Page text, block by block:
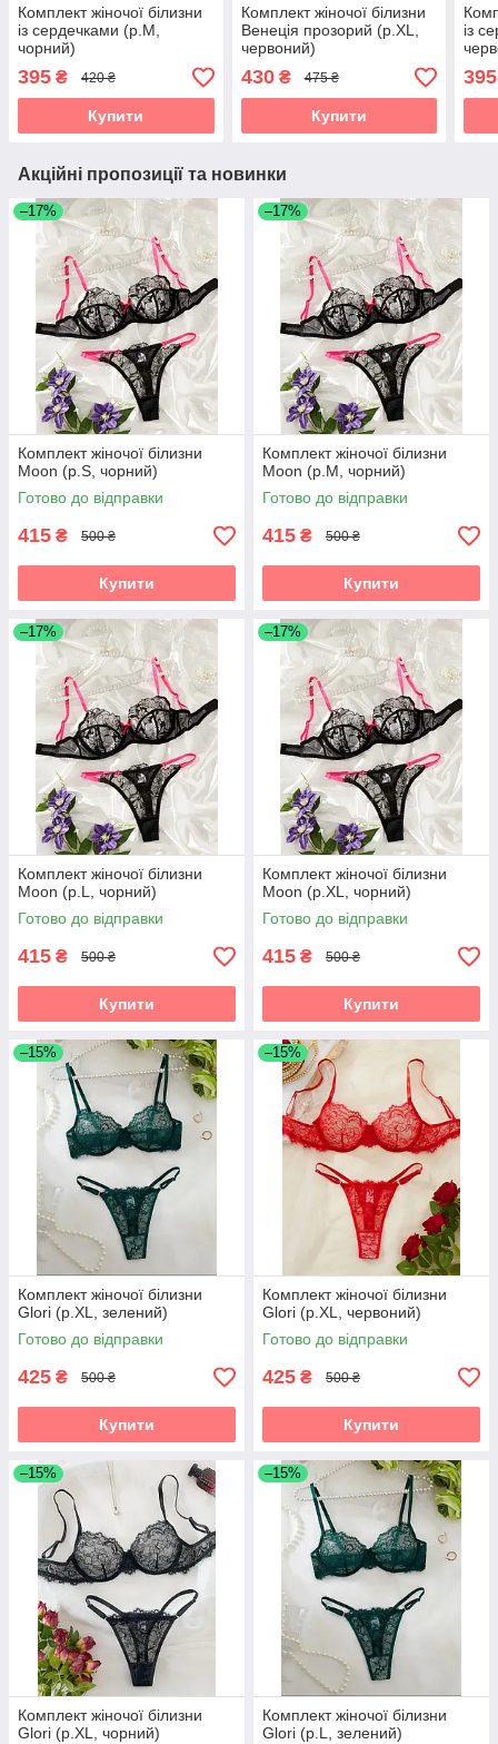
Комплект жіночої білизни
із сердечками (р.М,
чорний)
395 ₴ 420 ₴
Купити
Комплект жіночої білизни
Венеція прозорий (р.XL,
червоний)
430₴ 475 ₴
Купити
із
395
Акційні пропозиції та новинки
–17%
Комплект жіночої білизни
Moon (р.S, чорний)
Готово до відправки
415 ₴ 500 ₴
Купити
–17%
Комплект жіночої білизни
Moon (р.M, чорний)
Готово до відправки
415 ₴ 500 ₴
Купити
–17%
Комплект жіночої білизни
Moon (р.L, чорний)
Готово до відправки
415 ₴ 500 ₴
Купити
–17%
Комплект жіночої білизни
Moon (р.XL, чорний)
Готово до відправки
415 ₴ 500 ₴
Купити
–15%
Комплект жіночої білизни
Glori (р.XL, зелений)
Готово до відправки
425 ₴ 500 ₴
Купити
–15%
Комплект жіночої білизни
Glori (р.XL, червоний)
Готово до відправки
425 ₴ 500 ₴
Купити
–15%
Комплект жіночої білизни
Glori (р.XL, чорний)
–15%
Комплект жіночої білизни
Glori (р.L, зелений)